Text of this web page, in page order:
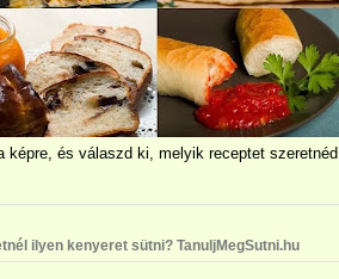
képre, és válaszd ki, melyik receptet szeretnéd
ilyen kenyeret sütni? TanuljMegSutni.hu